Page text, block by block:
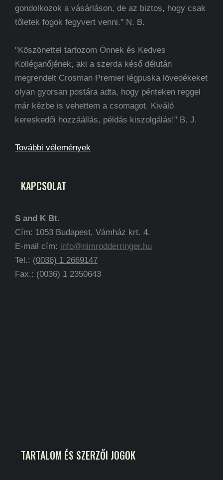
gondolkozok a vásárláson, de az biztos, hogy csak
tőletek fogok fegyvert venni." N. B.
"Köszönettel tartozom Önnek és Kedves
Kolléganőjének, aki a szerda késő délután
megrendelt Crosman Premier légpuska lövedékeket
olyan gyorsan postára adta, hogy pénteken reggel
már kézbe is vehettem a csomagot. Kiváló
kereskedői hozzáállás, példás kiszolgálás!" B. J.
További vélemények
KAPCSOLAT
S and K Bt.
Cím: 1053 Budapest, Vámház krt. 4.
E-mail cím: info@nimrodderringer.hu
Tel.: (0036) 1 2669147
Fax.: (0036) 1 2350643
TARTALOM ÉS SZERZŐI JOGOK